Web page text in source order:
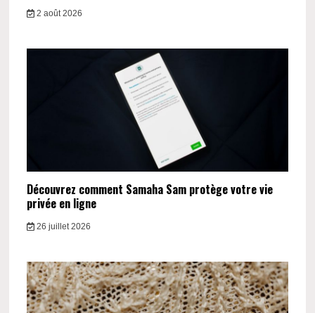
2 août 2026
Découvrez comment Samaha Sam protège votre vie
privée en ligne
26 juillet 2026